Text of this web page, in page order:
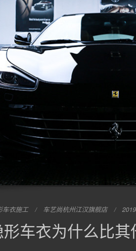
车衣施工 车艺尚杭州江汉旗舰店
车衣为什么比其